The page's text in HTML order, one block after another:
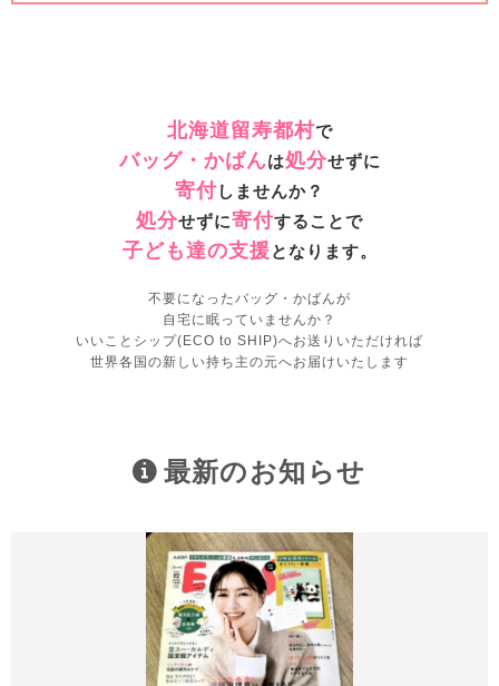
北海道留寿都村で
バッグ・かばんは処分せずに
寄付しませんか？
処分せずに寄付することで
子ども達の支援 となります。
不要になったバッグ・かばんが
自宅に眠っていませんか？
いいことシップ(ECO to SHIP)へお送りいただければ
世界各国の新しい持ち主の元へお届けいたします
最新のお知らせ